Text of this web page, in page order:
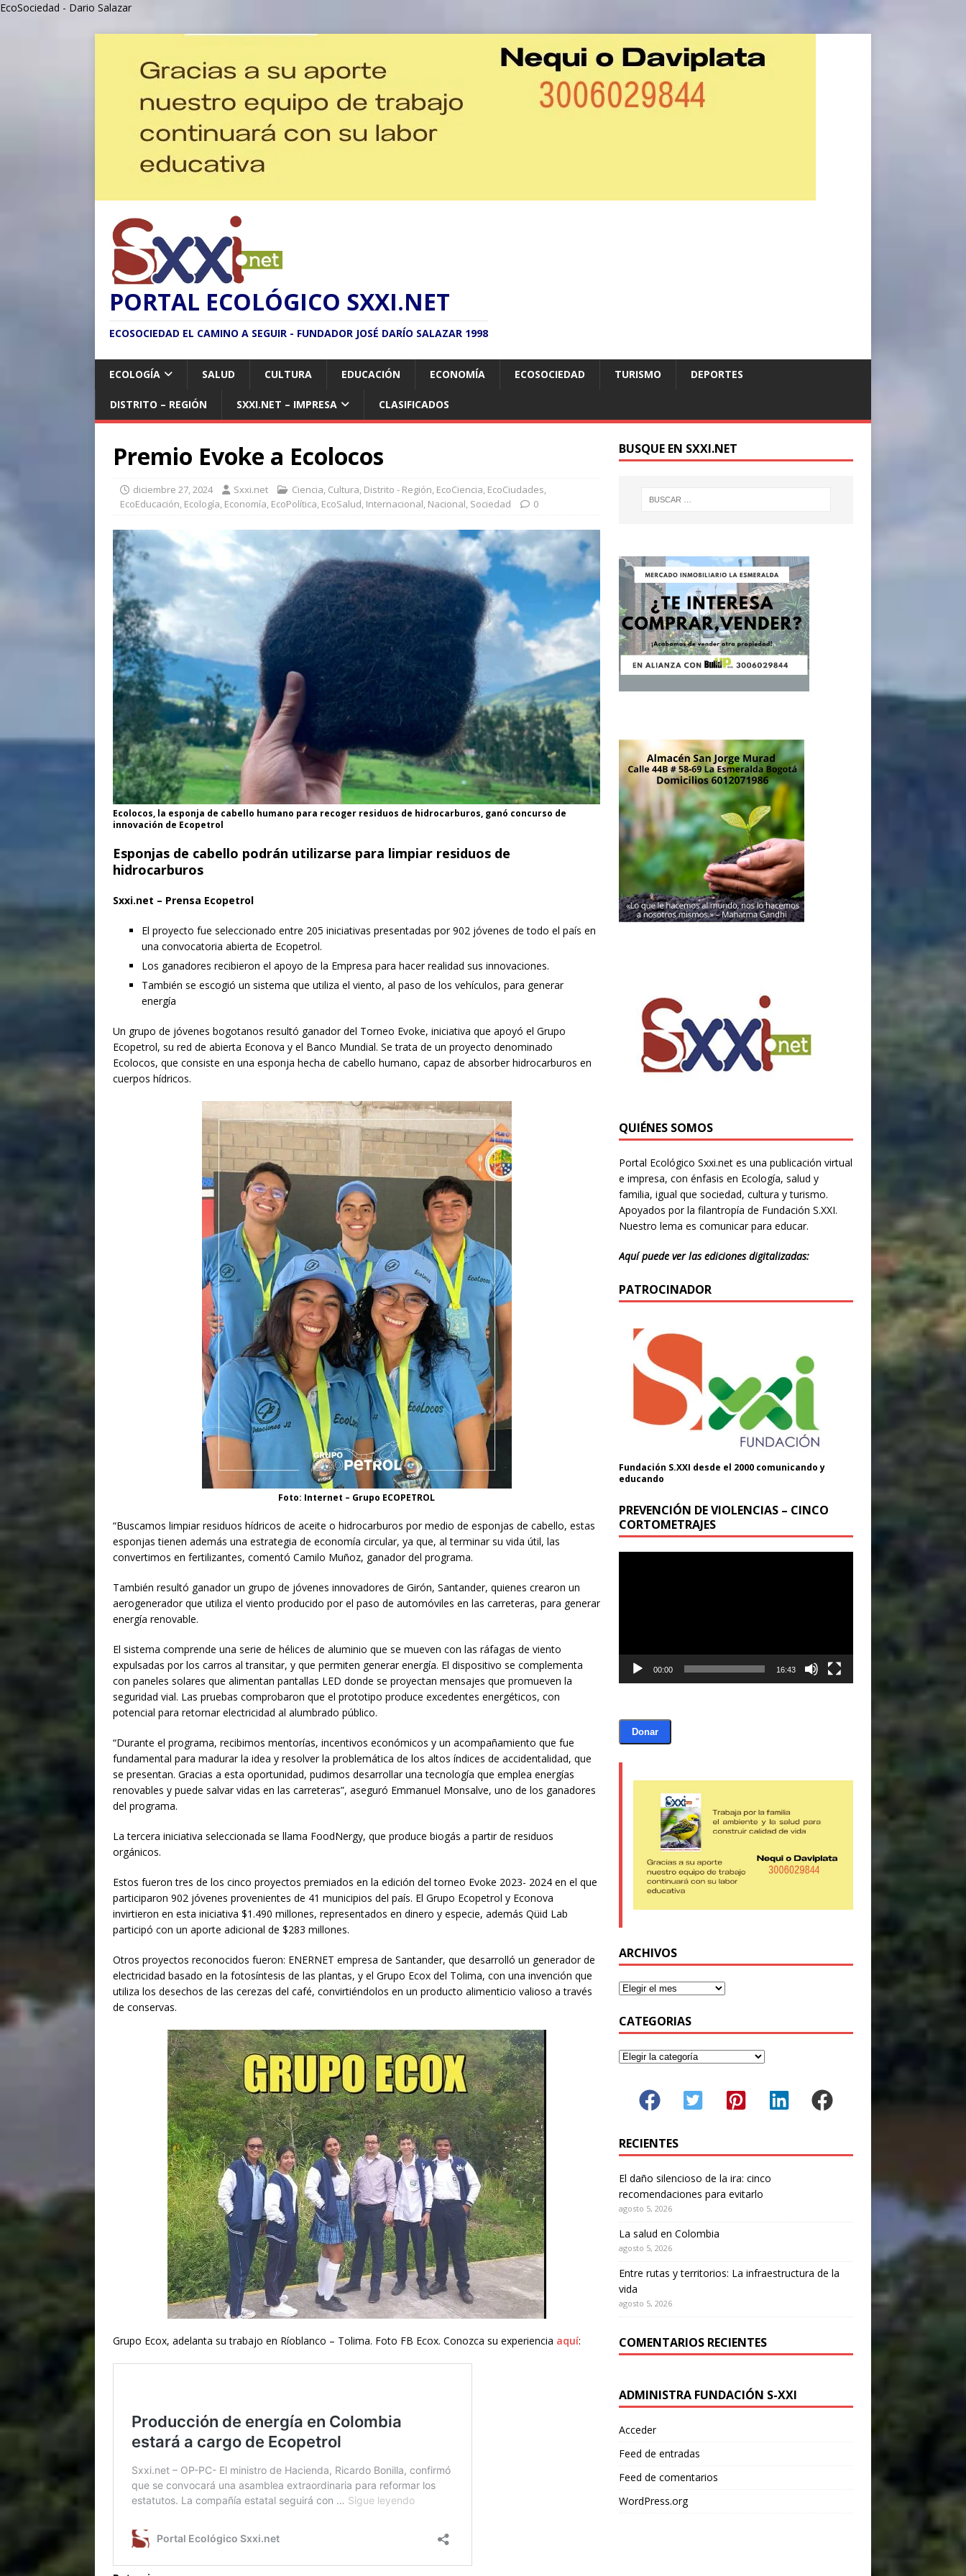
EcoSociedad - Dario Salazar
PORTAL ECOLÓGICO SXXI.NET
ECOSOCIEDAD EL CAMINO A SEGUIR - FUNDADOR JOSÉ DARÍO SALAZAR 1998
ECOLOGÍA SALUD CULTURA EDUCACIÓN ECONOMÍA ECOSOCIEDAD TURISMO DEPORTES
DISTRITO – REGIÓN SXXI.NET – IMPRESA CLASIFICADOS
Premio Evoke a Ecolocos
diciembre 27, 2024 Sxxi.net Ciencia, Cultura, Distrito - Región, EcoCiencia, EcoCiudades,
EcoEducación, Ecología, Economía, EcoPolítica, EcoSalud, Internacional, Nacional, Sociedad 0
Ecolocos, la esponja de cabello humano para recoger residuos de hidrocarburos, ganó concurso de
innovación de Ecopetrol
Esponjas de cabello podrán utilizarse para limpiar residuos de
hidrocarburos
Sxxi.net – Prensa Ecopetrol
El proyecto fue seleccionado entre 205 iniciativas presentadas por 902 jóvenes de todo el país en
una convocatoria abierta de Ecopetrol.
Los ganadores recibieron el apoyo de la Empresa para hacer realidad sus innovaciones.
También se escogió un sistema que utiliza el viento, al paso de los vehículos, para generar
energía
Un grupo de jóvenes bogotanos resultó ganador del Torneo Evoke, iniciativa que apoyó el Grupo
Ecopetrol, su red de abierta Econova y el Banco Mundial. Se trata de un proyecto denominado
Ecolocos, que consiste en una esponja hecha de cabello humano, capaz de absorber hidrocarburos en
cuerpos hídricos.
Foto: Internet – Grupo ECOPETROL
“Buscamos limpiar residuos hídricos de aceite o hidrocarburos por medio de esponjas de cabello, estas
esponjas tienen además una estrategia de economía circular, ya que, al terminar su vida útil, las
convertimos en fertilizantes, comentó Camilo Muñoz, ganador del programa.
También resultó ganador un grupo de jóvenes innovadores de Girón, Santander, quienes crearon un
aerogenerador que utiliza el viento producido por el paso de automóviles en las carreteras, para generar
energía renovable.
El sistema comprende una serie de hélices de aluminio que se mueven con las ráfagas de viento
expulsadas por los carros al transitar, y que permiten generar energía. El dispositivo se complementa
con paneles solares que alimentan pantallas LED donde se proyectan mensajes que promueven la
seguridad vial. Las pruebas comprobaron que el prototipo produce excedentes energéticos, con
potencial para retornar electricidad al alumbrado público.
“Durante el programa, recibimos mentorías, incentivos económicos y un acompañamiento que fue
fundamental para madurar la idea y resolver la problemática de los altos índices de accidentalidad, que
se presentan. Gracias a esta oportunidad, pudimos desarrollar una tecnología que emplea energías
renovables y puede salvar vidas en las carreteras”, aseguró Emmanuel Monsalve, uno de los ganadores
del programa.
La tercera iniciativa seleccionada se llama FoodNergy, que produce biogás a partir de residuos
orgánicos.
Estos fueron tres de los cinco proyectos premiados en la edición del torneo Evoke 2023- 2024 en el que
participaron 902 jóvenes provenientes de 41 municipios del país. El Grupo Ecopetrol y Econova
invirtieron en esta iniciativa $1.490 millones, representados en dinero y especie, además Qüid Lab
participó con un aporte adicional de $283 millones.
Otros proyectos reconocidos fueron: ENERNET empresa de Santander, que desarrolló un generador de
electricidad basado en la fotosíntesis de las plantas, y el Grupo Ecox del Tolima, con una invención que
utiliza los desechos de las cerezas del café, convirtiéndolos en un producto alimenticio valioso a través
de conservas.
Grupo Ecox, adelanta su trabajo en Ríoblanco – Tolima. Foto FB Ecox. Conozca su experiencia aquí:
BUSQUE EN SXXI.NET
QUIÉNES SOMOS
Portal Ecológico Sxxi.net es una publicación virtual
e impresa, con énfasis en Ecología, salud y
familia, igual que sociedad, cultura y turismo.
Apoyados por la filantropía de Fundación S.XXI.
Nuestro lema es comunicar para educar.
Aquí puede ver las ediciones digitalizadas:
PATROCINADOR
Fundación S.XXI desde el 2000 comunicando y
educando
PREVENCIÓN DE VIOLENCIAS – CINCO
CORTOMETRAJES
00:00 16:43
Donación
$1.00
Donar
ARCHIVOS
CATEGORIAS
RECIENTES
El daño silencioso de la ira: cinco
recomendaciones para evitarlo
agosto 5, 2026
La salud en Colombia
agosto 5, 2026
Entre rutas y territorios: La infraestructura de la
vida
agosto 5, 2026
COMENTARIOS RECIENTES
ADMINISTRA FUNDACIÓN S-XXI
Acceder
Feed de entradas
Feed de comentarios
WordPress.org